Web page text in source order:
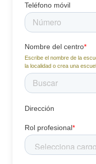
Teléfono móvil
Nombre del centro*
Escribe el nombre de la
la localidad o crea una
Dirección
Rol profesional*